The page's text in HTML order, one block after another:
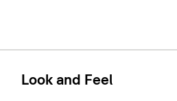
Look and Feel